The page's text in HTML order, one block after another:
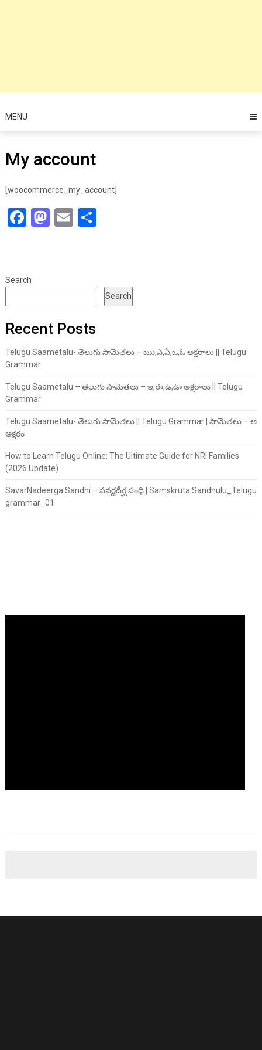
MENU
My account
[woocommerce_my_account]
Facebook
Mastodon
EmailShare
Search
Search
Recent Posts
Telugu Saametalu- తెలుగు సామెతలు – ఋ,ఎ,ఏ,ఒ,ఓ అక్షరాలు || Telugu
Grammar
Telugu Saametalu – తెలుగు సామెతలు – ఇ,ఈ,ఉ,ఊ అక్షరాలు || Telugu
Grammar
Telugu Saametalu- తెలుగు సామెతలు || Telugu Grammar | సామెతలు – ఆ
అక్షరం
How to Learn Telugu Online: The Ultimate Guide for NRI Families
(2026 Update)
SavarNadeerga Sandhi – సవర్ణదీర్ఘ సంధి | Samskruta Sandhulu_Telugu
grammar_01